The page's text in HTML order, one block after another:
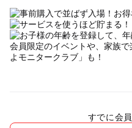
会員限定のイベントや、家族
よモニタークラブ」も！
すでに会